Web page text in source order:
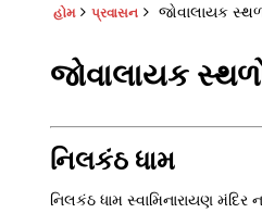
હોમ પ્રવાસન જોવાલાયક
જોવાલાયક
નિલકંઠ ધામ
નિલકંઠ ધામ સ્વામિનારાયણ